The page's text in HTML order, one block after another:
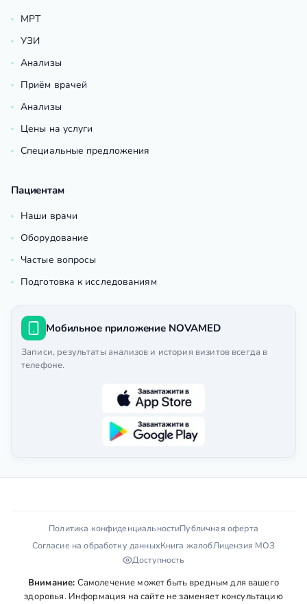
МРТ
УЗИ
Анализы
Приём врачей
Анализы
Цены на услуги
Специальные предложения
Пациентам
Наши врачи
Оборудование
Частые вопросы
Подготовка к исследованиям
Мобильное приложение NOVAMED
Записи, результаты анализов и история визитов всегда в
телефоне.
Политика конфиденциальностиПубличная оферта
Согласие на обработку данныхКнига жалобЛицензия МОЗ
Доступность
Внимание: Самолечение может быть вредным для вашего
здоровья. Информация на сайте не заменяет консультацию